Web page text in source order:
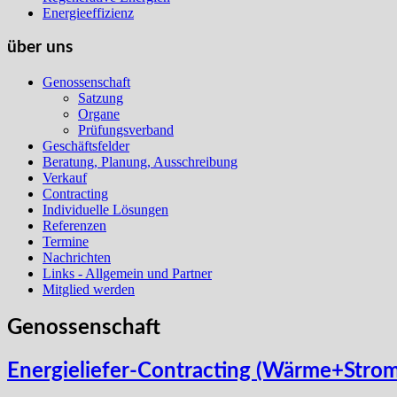
Energieeffizienz
über uns
Genossenschaft
Satzung
Organe
Prüfungsverband
Geschäftsfelder
Beratung, Planung, Ausschreibung
Verkauf
Contracting
Individuelle Lösungen
Referenzen
Termine
Nachrichten
Links - Allgemein und Partner
Mitglied werden
Genossenschaft
Energieliefer-Contracting